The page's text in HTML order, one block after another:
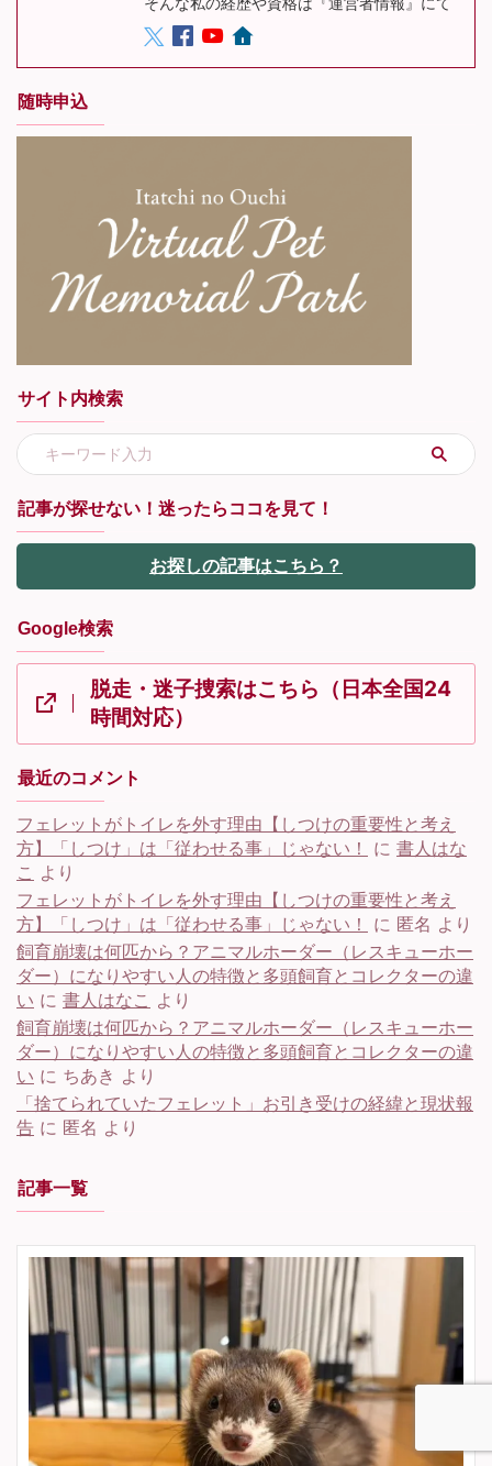
随時申込
サイト内検索
記事が探せない！迷ったらココを見て！
お探しの記事はこちら？
Google検索
脱走・迷子捜索はこちら（日本全国24
時間対応）
最近のコメント
フェレットがトイレを外す理由【しつけの重要性と考え
方】「しつけ」は「従わせる事」じゃない！
に 書人はな
こ より
フェレットがトイレを外す理由【しつけの重要性と考え
方】「しつけ」は「従わせる事」じゃない！
に 匿名 より
飼育崩壊は何匹から？アニマルホーダー（レスキューホー
ダー）になりやすい人の特徴と多頭飼育とコレクターの違
い に 書人はなこ より
飼育崩壊は何匹から？アニマルホーダー（レスキューホー
ダー）になりやすい人の特徴と多頭飼育とコレクターの違
い に ちあき より
「捨てられていたフェレット」お引き受けの経緯と現状報
告 に 匿名 より
記事一覧